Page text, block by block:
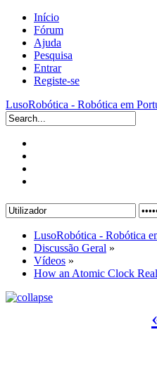
Início
Fórum
Ajuda
Pesquisa
Entrar
Registe-se
LusoRobótica - Robótica em
LusoRobótica - Robótica
Discussão Geral »
Vídeos »
How an Atomic Clock